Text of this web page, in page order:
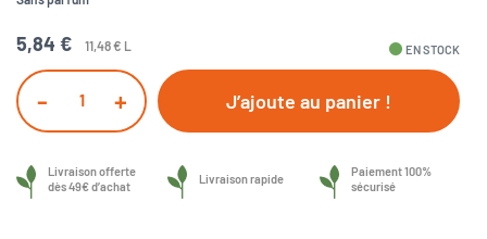
5,84 € 11,48 € L fiber_manual_record EN STOCK
- + J’ajoute au panier !
Livraison offerte
dès 49€ d’achat
Livraison rapide
Paiement 100%
sécurisé